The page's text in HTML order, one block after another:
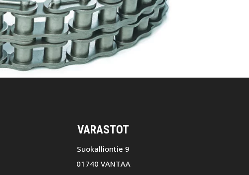
VARASTOT
Suokalliontie 9
01740 VANTAA